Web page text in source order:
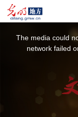
The media could
network failed